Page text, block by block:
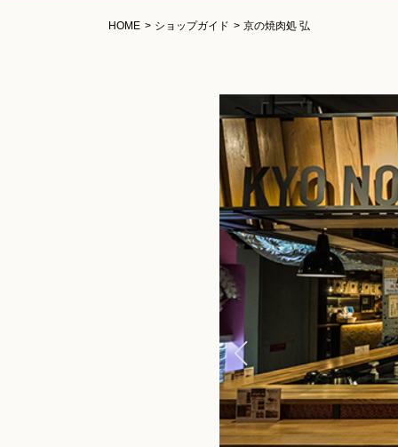
HOME ショップガイド 京の焼肉処 弘